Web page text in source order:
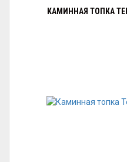
КАМИННАЯ ТОПКА